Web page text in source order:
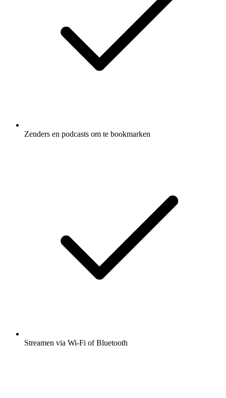
Zenders en podcasts om te bookmarken
Streamen via Wi-Fi of Bluetooth